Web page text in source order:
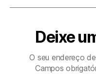
Deixe
O seu endereço
Campos